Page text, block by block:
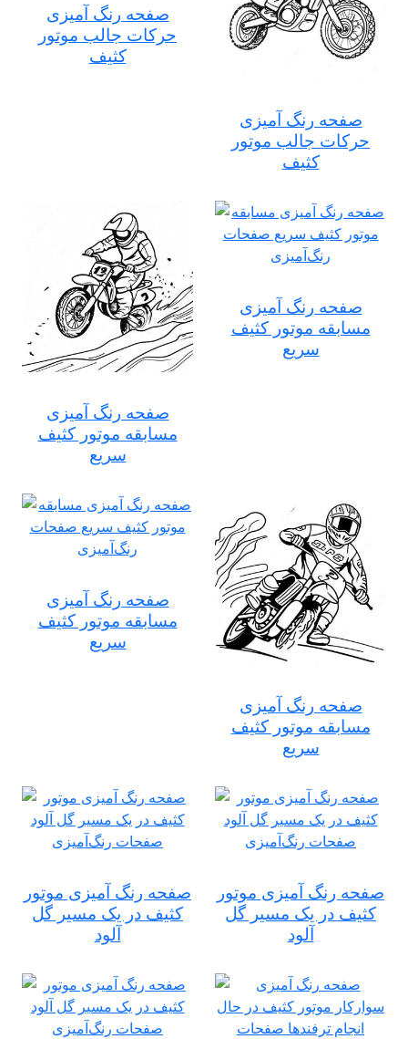
صفحه رنگ آمیزی
حرکات جالب موتور
کثیف
صفحه رنگ آمیزی
حرکات جالب موتور
کثیف
صفحه رنگ آمیزی
مسابقه موتور کثیف
سریع
صفحه رنگ آمیزی
مسابقه موتور کثیف
سریع
صفحه رنگ آمیزی
مسابقه موتور کثیف
سریع
صفحه رنگ آمیزی
مسابقه موتور کثیف
سریع
صفحه رنگ آمیزی موتور
کثیف در یک مسیر گل
آلود
صفحه رنگ آمیزی موتور
کثیف در یک مسیر گل
آلود